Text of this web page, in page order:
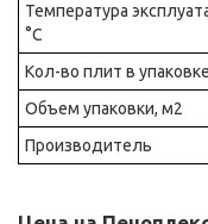
Температура
°С
Кол-во плит в
Объем упаковки, м2
Производитель